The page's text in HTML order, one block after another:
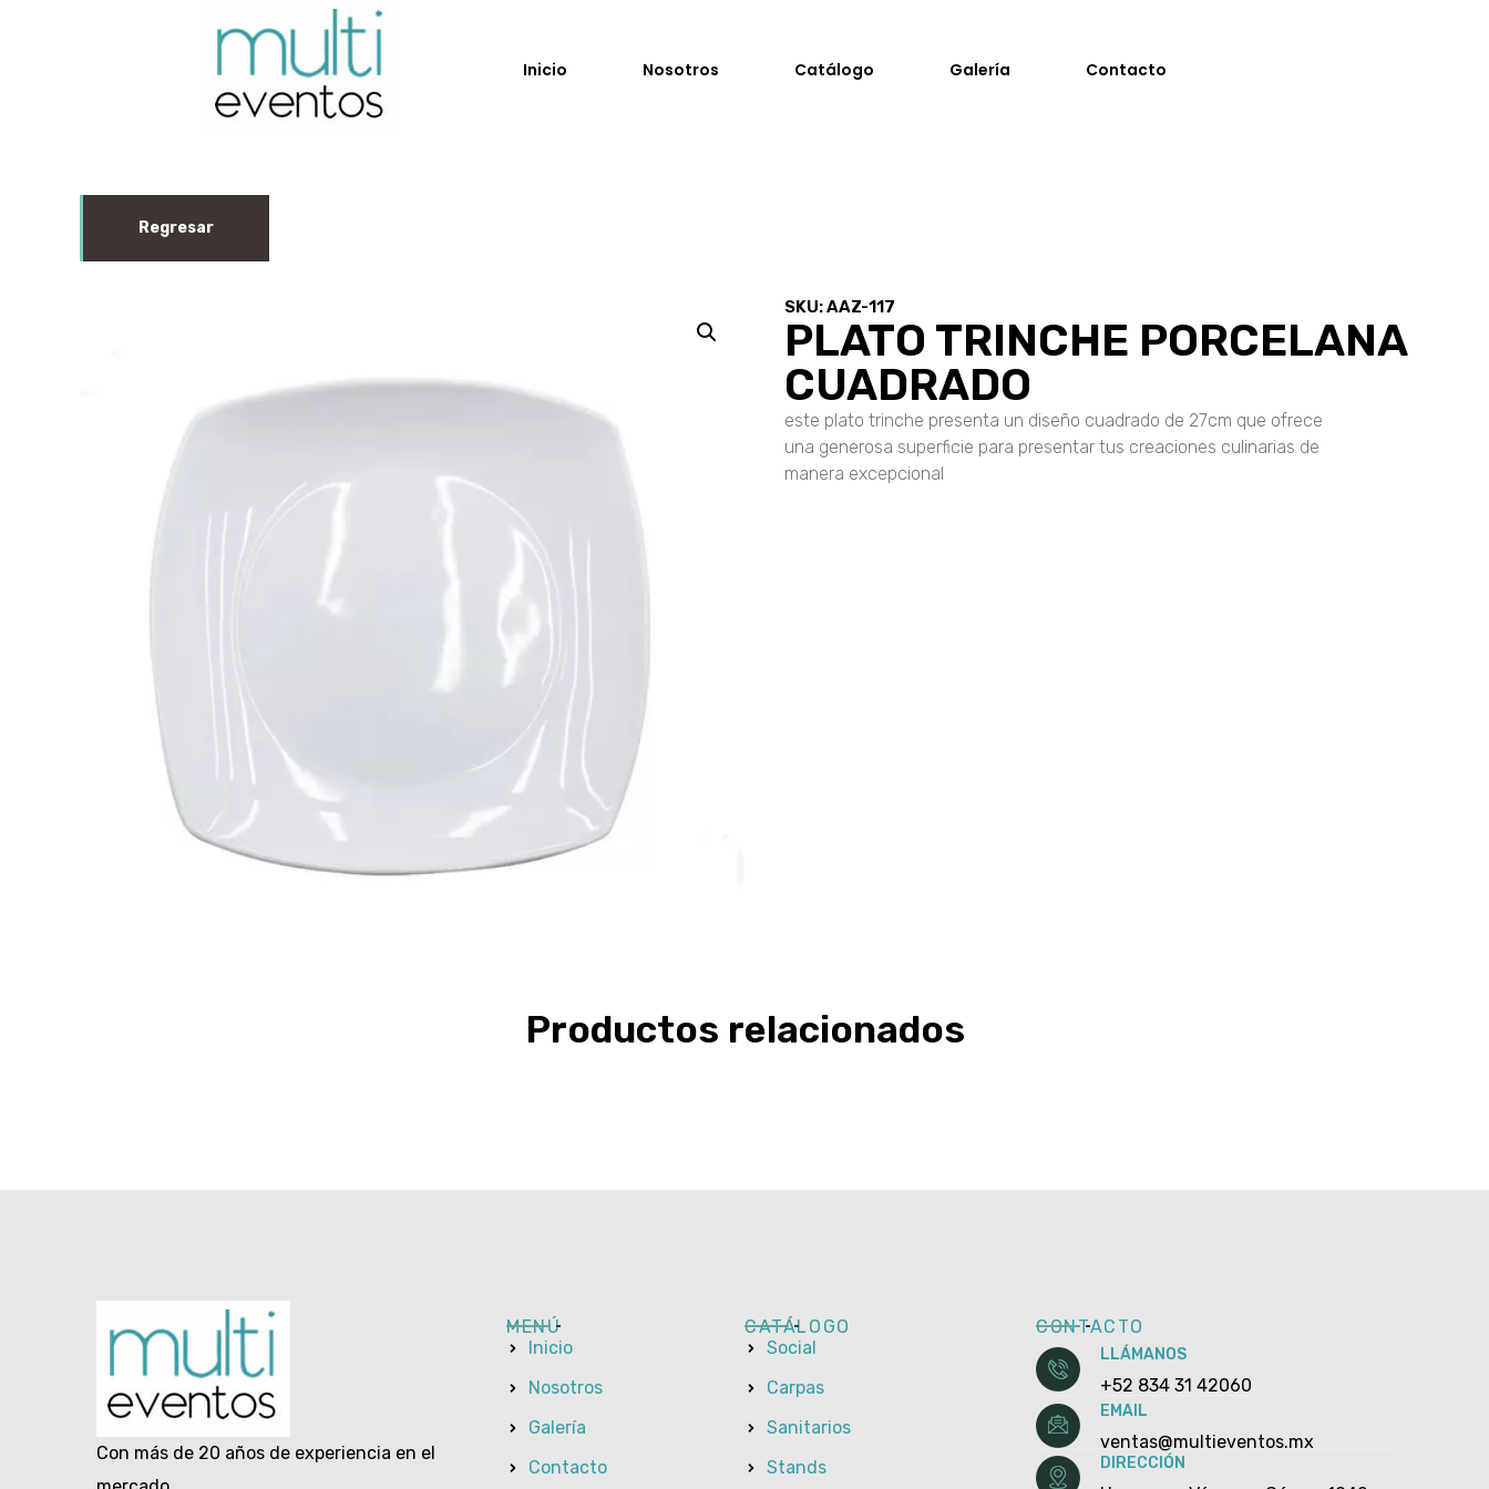
Inicio Nosotros Catálogo Galería Contacto
SKU: AAZ-117
PLATO TRINCHE PORCELANA
CUADRADO
este plato trinche presenta un diseño cuadrado de 27cm que ofrece
una generosa superficie para presentar tus creaciones culinarias de
manera excepcional
Productos relacionados
Con más de 20 años de experiencia en el
MENÚ
Inicio
Nosotros
Galería
Contacto
CATÁLOGO
Social
Carpas
Sanitarios
Stands
CONTACTO
LLÁMANOS
+52 834 31 42060
EMAIL
ventas@multieventos.mx
DIRECCIÓN